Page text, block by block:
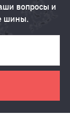
вопросы и
шины.